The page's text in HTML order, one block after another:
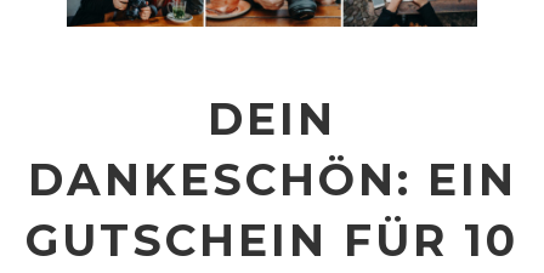
DEIN
DANKESCHÖN: EIN
GUTSCHEIN FÜR 10